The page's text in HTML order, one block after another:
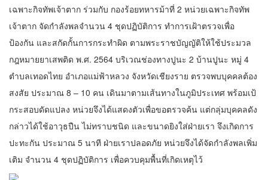
เฉพาะกิจทัพเจ้าตาก ร่วมกับ กองร้อยทหารม้าที่ 2 หน่วยเฉพาะกิจทัพ
เจ้าตาก จัดกำลังพลจำนวน 4 ชุดปฏิบัติการ ทำการเฝ้าตรวจเพื่อ
ป้องกัน และสกัดกั้นการกระทำผิด ตามพระราชบัญญัติให้ใช้ประมวล
กฎหมายยาเสพติด พ.ศ. 2564 บริเวณช่องทางปูนะ 2 บ้านปูนะ หมู่ 4
ตำบลเทอดไทย อำเภอแม่ฟ้าหลวง จังหวัดเชียงราย ตรวจพบบุคคลต้อง
สงสัย ประมาณ 8 – 10 คน เดินมาตามเส้นทางในภูมิประเทศ พร้อมเป้
กระสอบดัดแปลง หน่วยจึงได้แสดงตัวเพื่อขอตรวจค้น แต่กลุ่มบุคคลดัง
กล่าวได้ใช้อาวุธปืน ไม่ทราบชนิด และขนาดยิงใส่ฝ่ายเรา จึงเกิดการ
ปะทะกัน ประมาณ 5 นาที ฝ่ายเราปลอดภัย หน่วยจึงได้จัดกำลังพลเพิ่ม
เติม จำนวน 4 ชุดปฏิบัติการ เพื่อควบคุมพื้นที่เกิดเหตุไว้